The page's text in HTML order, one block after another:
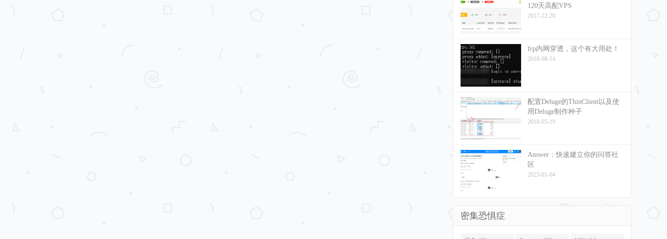
120天高配VPS
2017-12-20
frp内网穿透，这个有大用处！
2018-08-14
配置Deluge的ThinClient以及使
用Deluge制作种子
2018-05-19
Answer：快速建立你的问答社
区
2023-01-04
密集恐惧症